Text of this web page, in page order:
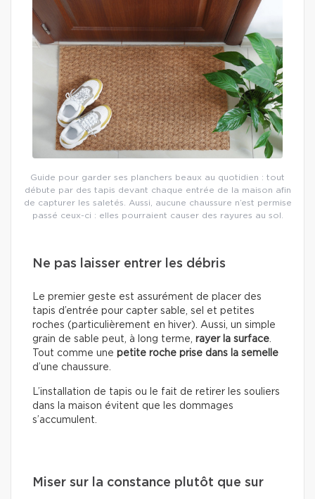
Guide pour garder ses planchers beaux au quotidien : tout
débute par des tapis devant chaque entrée de la maison afin
de capturer les saletés. Aussi, aucune chaussure n’est permise
passé ceux-ci : elles pourraient causer des rayures au sol.
Ne pas laisser entrer les débris
Le premier geste est assurément de placer des
tapis d’entrée pour capter sable, sel et petites
roches (particulièrement en hiver). Aussi, un simple
grain de sable peut, à long terme, rayer la surface
Tout comme une petite roche prise dans la semelle
d’une chaussure.
L’installation de tapis ou le fait de retirer les souliers
dans la maison évitent que les dommages
s’accumulent.
Miser sur la constance plutôt que sur